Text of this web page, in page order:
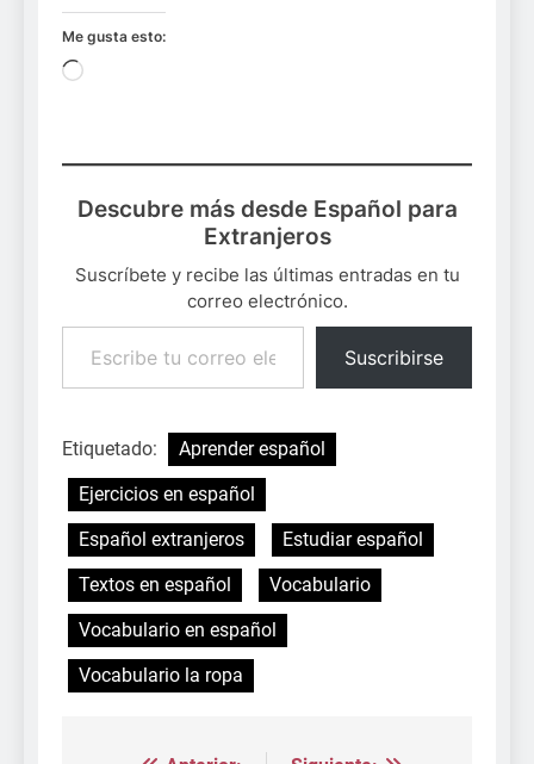
Me gusta esto:
Cargando...
Descubre más desde Español para
Extranjeros
Suscríbete y recibe las últimas entradas en tu
correo electrónico.
Escribe tu correo electrónico…
Suscribirse
Etiquetado:
Aprender español
Ejercicios en español
Español extranjeros
Estudiar español
Textos en español
Vocabulario
Vocabulario en español
Vocabulario la ropa